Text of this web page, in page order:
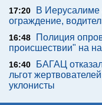
17:20
В Иерусалиме
ограждение,
16:48
Полиция
происшествии" на
16:40
БАГАЦ
льгот
уклонисты